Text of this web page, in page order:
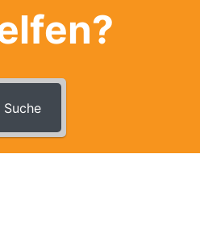
Suche